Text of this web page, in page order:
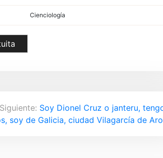
Cienciología
Siguiente: Soy Dionel Cruz o janteru,
soy de Galicia, ciudad Vilagarcía de